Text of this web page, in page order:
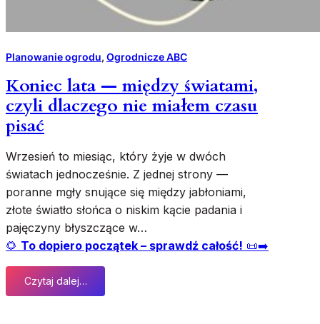
Planowanie ogrodu, Ogrodnicze ABC
Koniec lata — między światami,
czyli dlaczego nie miałem czasu
pisać
Wrzesień to miesiąc, który żyje w dwóch
światach jednocześnie. Z jednej strony —
poranne mgły snujące się między jabłoniami,
złote światło słońca o niskim kącie padania i
pajęczyny błyszczące w…
🌻 To dopiero początek – sprawdź całość! 📜➡️
Czytaj dalej…